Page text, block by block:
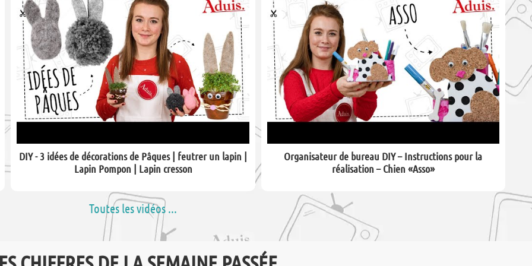
DIY - 3 idées de décorations de Pâques | feutrer un lapin |
Lapin Pompon | Lapin cresson
Organisateur de bureau DIY – Instructions pour la
réalisation – Chien «Asso»
Toutes les vidéos ...